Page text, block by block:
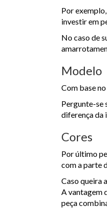
Por
investir em
No caso de
Modelo
Com base
Pergunte-se
diferença da
Cores
Por último
com a parte
Caso queira
A vantagem
peça